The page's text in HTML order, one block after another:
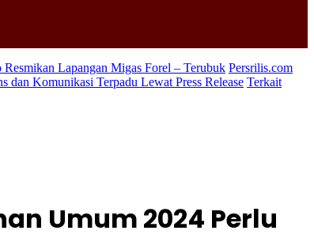
Lapangan Migas Forel – Terubuk Persrilis.com
dan Komunikasi Terpadu Lewat Press Release Terkait
Umum 2024 Perlu